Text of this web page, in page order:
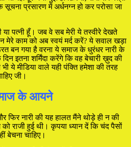
सूचना प्रसारण में अर्धनग्न हो कर परोसा जा
या पत्नी हूँ। जब वे सब मेरी ये तस्वीरे देखते
न मेरे काम को अब स्वयं मर्द करें? ये सवाल खड़ा
बन गया है वरना ये समाज के धुरंधर नारी के
इतना शर्मिंदा करेंगे कि वह बेचारी ख़ुद की
भी ये मीडिया वाले यही पंक्ति हमेशा की तरह
जी।
के आयने
फिर नारी की यह हालत मैंने थोड़े ही न की
राजी हुई थी। कृपया ध्यान दें कि चंद पैसों
बेचना चाहिए।